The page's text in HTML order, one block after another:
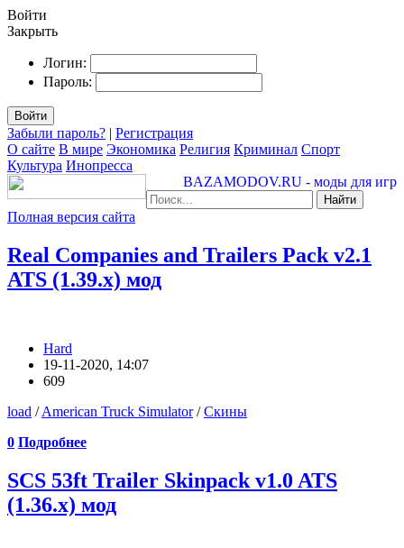
Войти
Закрыть
Логин:
Пароль:
Войти
Забыли пароль? | Регистрация
О сайте В мире Экономика Религия Криминал Спорт
Культура Инопресса
BAZAMODOV.RU - моды для игр
Найти
Полная версия сайта
Real Companies and Trailers Pack v2.1
ATS (1.39.x) мод
Hard
19-11-2020, 14:07
609
load /American Truck Simulator/Скины
0 Подробнее
SCS 53ft Trailer Skinpack v1.0 ATS
(1.36.x) мод